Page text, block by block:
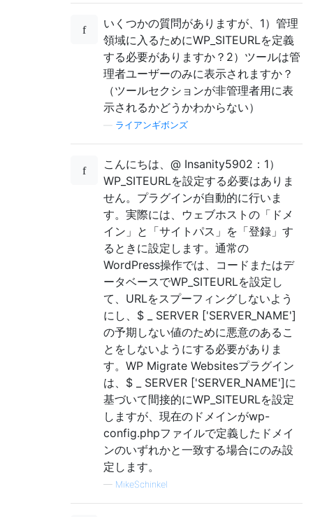
いくつかの質問がありますが、1）管理
領域に入るためにWP_SITEURLを定義
する必要がありますか？2）ツールは管
理者ユーザーのみに表示されますか？
（ツールセクションが非管理者用に表
示されるかどうかわからない）
ライアンギボンズ
こんにちは、@ Insanity5902：1）
WP_SITEURLを設定する必要はありま
せん。プラグインが自動的に行いま
す。実際には、ウェブホストの「ドメ
イン」と「サイトパス」を「登録」す
るときに設定します。通常の
WordPress操作では、コードまたはデ
ータベースでWP_SITEURLを設定し
て、URLをスプーフィングしないよう
にし、$ _ SERVER ['SERVER_NAME']
の予期しない値のために悪意のあるこ
とをしないようにする必要がありま
す。WP Migrate Websitesプラグイン
は、$ _ SERVER ['SERVER_NAME']に
基づいて間接的にWP_SITEURLを設定
しますが、現在のドメインがwp-
config.phpファイルで定義したドメイ
ンのいずれかと一致する場合にのみ設
定します。
— MikeSchinkel